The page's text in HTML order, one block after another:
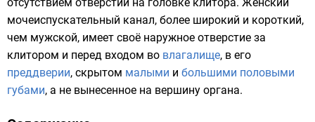
мочеиспускательный канал, более широкий и короткий,
чем мужской, имеет своё наружное отверстие за
клитором и перед входом во влагалище, в его
преддверии, скрытом малыми и большими половыми
губами, а не вынесенное на вершину органа.